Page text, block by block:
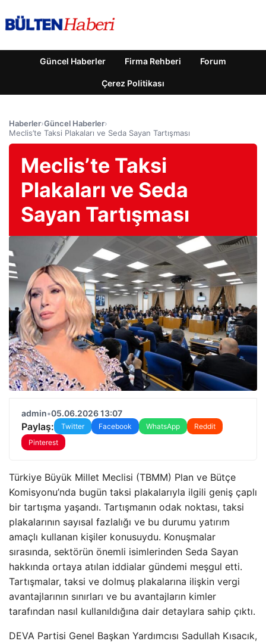
Güncel Haberler Firma Rehberi Forum
Çerez Politikası
Haberler›Güncel Haberler›
Meclis’te Taksi Plakaları ve Seda Sayan Tartışması
Meclis’te Taksi
Plakaları ve Seda
Sayan Tartışması
admin•05.06.2026 13:07
Paylaş: Twitter Facebook WhatsApp
Reddit
Pinterest
Türkiye Büyük Millet Meclisi (TBMM) Plan ve Bütçe
Komisyonu’nda bugün taksi plakalarıyla ilgili geniş çaplı
bir tartışma yaşandı. Tartışmanın odak noktası, taksi
plakalarının sayısal fazlalığı ve bu durumu yatırım
amaçlı kullanan kişiler konusuydu. Konuşmalar
sırasında, sektörün önemli isimlerinden Seda Sayan
hakkında ortaya atılan iddialar gündemi meşgul etti.
Tartışmalar, taksi ve dolmuş plakalarına ilişkin vergi
avantajlarının sınırları ve bu avantajların kimler
tarafından nasıl kullanıldığına dair detaylara sahip çıktı.
DEVA Partisi Genel Başkan Yardımcısı Sadullah Kısacık,